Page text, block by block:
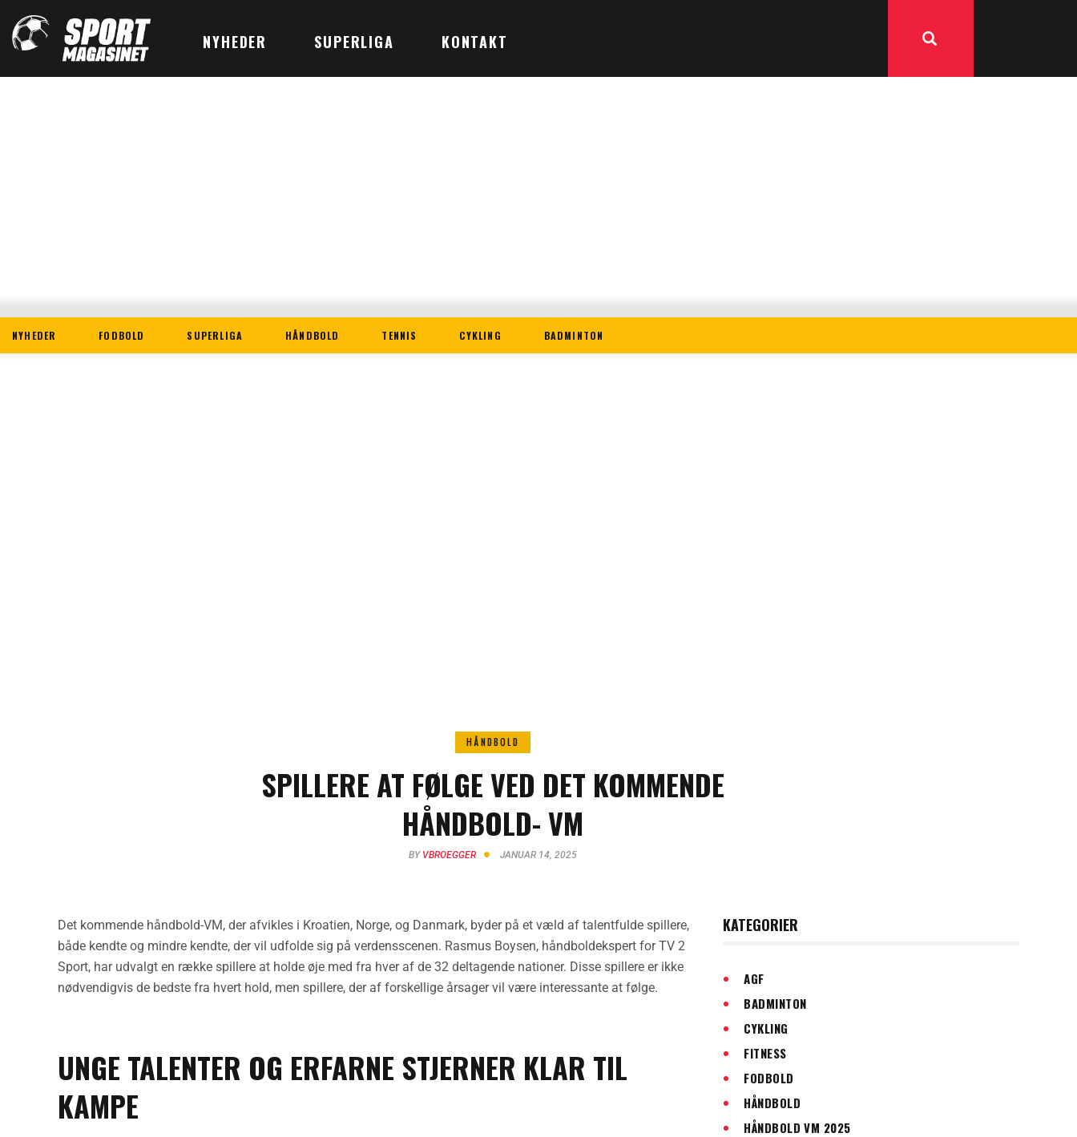
NYHEDER SUPERLIGA KONTAKT
NYHEDER FODBOLD SUPERLIGA HÅNDBOLD TENNIS CYKLING BADMINTON
HÅNDBOLD
SPILLERE AT FØLGE VED DET KOMMENDE
HÅNDBOLD- VM
BY VBROEGGER JANUAR 14, 2025
Det kommende håndbold-VM, der afvikles i Kroatien, Norge, og Danmark, byder på et væld af talentfulde spillere,
både kendte og mindre kendte, der vil udfolde sig på verdensscenen. Rasmus Boysen, håndboldekspert for TV 2
Sport, har udvalgt en række spillere at holde øje med fra hver af de 32 deltagende nationer. Disse spillere er ikke
nødvendigvis de bedste fra hvert hold, men spillere, der af forskellige årsager vil være interessante at følge.
UNGE TALENTER OG ERFARNE STJERNER KLAR TIL
KAMPE
KATEGORIER
AGF
BADMINTON
CYKLING
FITNESS
FODBOLD
HÅNDBOLD
HÅNDBOLD VM 2025